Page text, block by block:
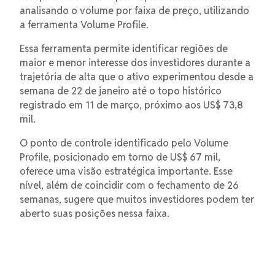
analisando o volume por faixa de preço, utilizando
a ferramenta Volume Profile.
Essa ferramenta permite identificar regiões de
maior e menor interesse dos investidores durante a
trajetória de alta que o ativo experimentou desde a
semana de 22 de janeiro até o topo histórico
registrado em 11 de março, próximo aos US$ 73,8
mil.
O ponto de controle identificado pelo Volume
Profile, posicionado em torno de US$ 67 mil,
oferece uma visão estratégica importante. Esse
nível, além de coincidir com o fechamento de 26
semanas, sugere que muitos investidores podem ter
aberto suas posições nessa faixa.